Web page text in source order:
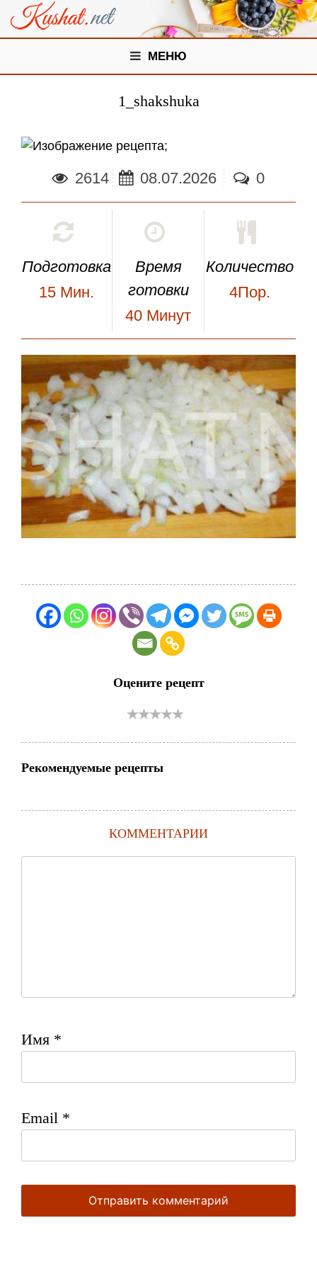
МЕНЮ
1_shakshuka
;
2614 08.07.2026 0
Подготовка
15 Мин.
Время
готовки
40 Минут
Количество
4Пор.
Оцените рецепт
Рекомендуемые рецепты
КОММЕНТАРИИ
Имя *
Email *